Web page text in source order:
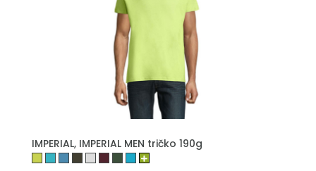
IMPERIAL, IMPERIAL MEN tričko 190g